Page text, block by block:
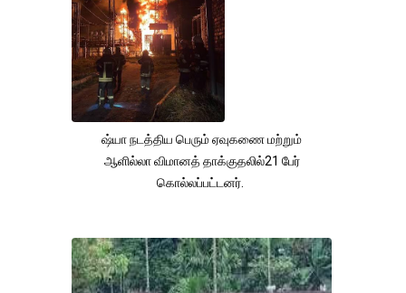
ஷ்யா நடத்திய பெரும் ஏவுகணை மற்றும்
ஆளில்லா விமானத் தாக்குதலில்21 பேர்
கொல்லப்பட்டனர்.